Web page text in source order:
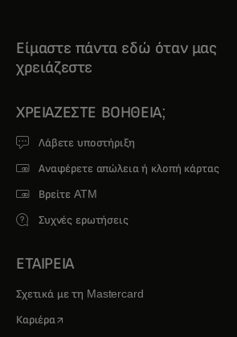
Είμαστε πάντα εδώ όταν μας
χρειάζεστε
ΧΡΕΙΆΖΕΣΤΕ ΒΟΉΘΕΙΑ;
Λάβετε υποστήριξη
Αναφέρετε απώλεια ή κλοπή κάρτας
Βρείτε ATM
Συχνές ερωτήσεις
ΕΤΑΙΡΕΙΑ
Σχετικά με τη Mastercard
Καριέραopens in a new tab